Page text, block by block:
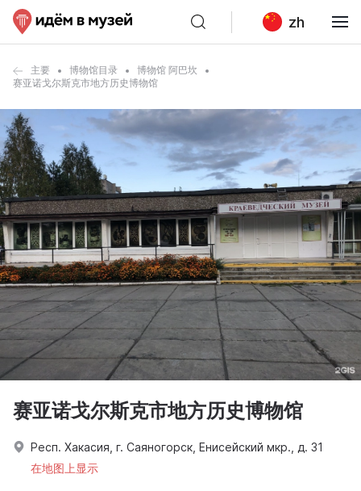
zh
主要 博物馆目录
博物馆 阿巴坎
赛亚诺戈尔斯克市地方历史博物馆
赛亚诺戈尔斯克市地方历史博物馆
Респ. Хакасия, г. Саяногорск, Енисейский мкр., д. 31
在地图上显示